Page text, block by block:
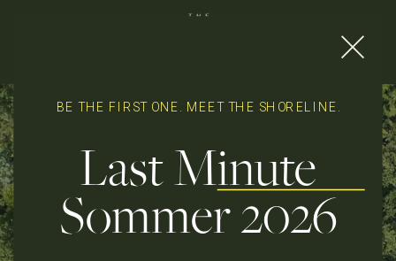
Last Minute
Sommer 2026
BE THE FIRST ONE. MEET THE SHORELINE.